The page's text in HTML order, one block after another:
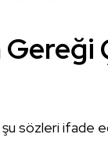
sözleri ifade